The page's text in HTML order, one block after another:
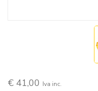
€ 41,00 Iva inc.